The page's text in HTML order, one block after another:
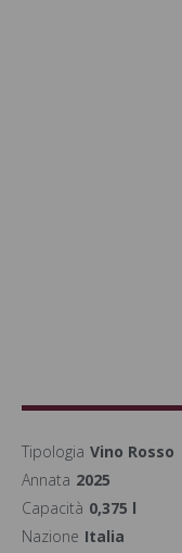
Tipologia Vino Rosso
Annata 2025
Capacità 0,375 l
Nazione Italia